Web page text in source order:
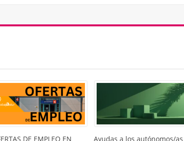
DE EMPLEO EN Ayudas a los autónomos/as